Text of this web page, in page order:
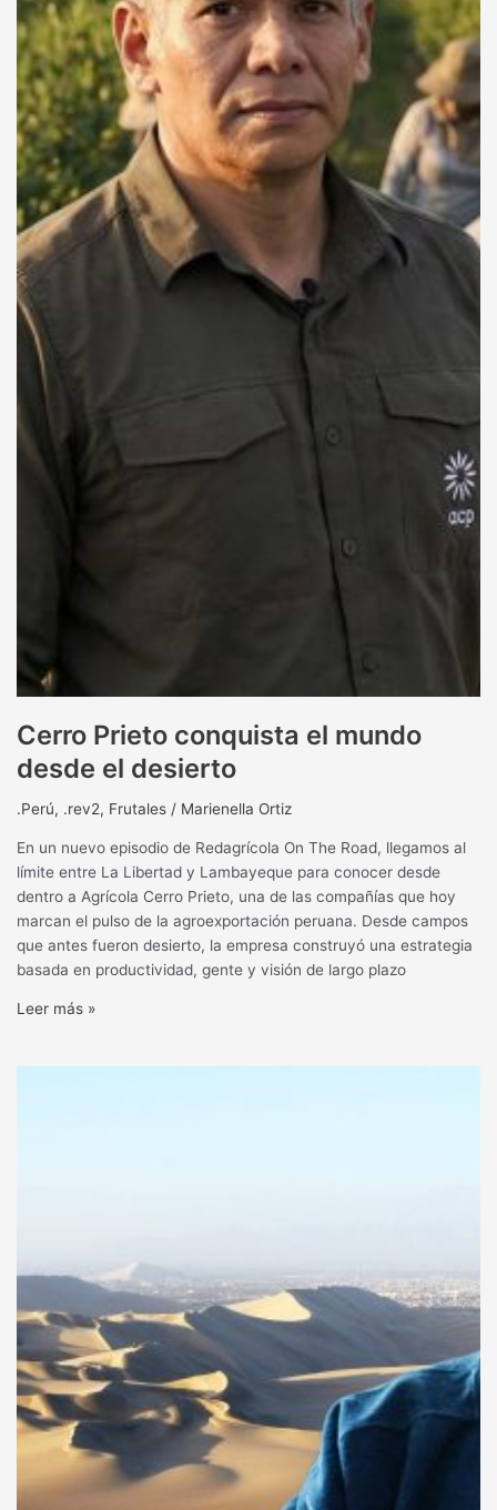
Cerro Prieto conquista el mundo
desde el desierto
.Perú, .rev2, Frutales / Marienella Ortiz
En un nuevo episodio de Redagrícola On The Road, llegamos al
límite entre La Libertad y Lambayeque para conocer desde
dentro a Agrícola Cerro Prieto, una de las compañías que hoy
marcan el pulso de la agroexportación peruana. Desde campos
que antes fueron desierto, la empresa construyó una estrategia
basada en productividad, gente y visión de largo plazo
Leer más »